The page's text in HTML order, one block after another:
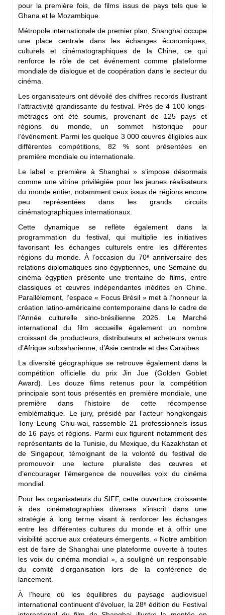
pour la première fois, de films issus de pays tels que le
Ghana et le Mozambique.
Métropole internationale de premier plan, Shanghai occupe
une place centrale dans les échanges économiques,
culturels et cinématographiques de la Chine, ce qui
renforce le rôle de cet événement comme plateforme
mondiale de dialogue et de coopération dans le secteur du
cinéma.
Les organisateurs ont dévoilé des chiffres records illustrant
l’attractivité grandissante du festival. Près de 4 100 longs-
métrages ont été soumis, provenant de 125 pays et
régions du monde, un sommet historique pour
l’événement. Parmi les quelque 3 000 œuvres éligibles aux
différentes compétitions, 82 % sont présentées en
première mondiale ou internationale.
Le label « première à Shanghai » s’impose désormais
comme une vitrine privilégiée pour les jeunes réalisateurs
du monde entier, notamment ceux issus de régions encore
peu représentées dans les grands circuits
cinématographiques internationaux.
Cette dynamique se reflète également dans la
programmation du festival, qui multiplie les initiatives
favorisant les échanges culturels entre les différentes
régions du monde. À l’occasion du 70ᵉ anniversaire des
relations diplomatiques sino-égyptiennes, une Semaine du
cinéma égyptien présente une trentaine de films, entre
classiques et œuvres indépendantes inédites en Chine.
Parallèlement, l’espace « Focus Brésil » met à l’honneur la
création latino-américaine contemporaine dans le cadre de
l’Année culturelle sino-brésilienne 2026. Le Marché
international du film accueille également un nombre
croissant de producteurs, distributeurs et acheteurs venus
d’Afrique subsaharienne, d’Asie centrale et des Caraïbes.
La diversité géographique se retrouve également dans la
compétition officielle du prix Jin Jue (Golden Goblet
Award). Les douze films retenus pour la compétition
principale sont tous présentés en première mondiale, une
première dans l’histoire de cette récompense
emblématique. Le jury, présidé par l’acteur hongkongais
Tony Leung Chiu-wai, rassemble 21 professionnels issus
de 16 pays et régions. Parmi eux figurent notamment des
représentants de la Tunisie, du Mexique, du Kazakhstan et
de Singapour, témoignant de la volonté du festival de
promouvoir une lecture pluraliste des œuvres et
d’encourager l’émergence de nouvelles voix du cinéma
mondial.
Pour les organisateurs du SIFF, cette ouverture croissante
à des cinématographies diverses s’inscrit dans une
stratégie à long terme visant à renforcer les échanges
entre les différentes cultures du monde et à offrir une
visibilité accrue aux créateurs émergents. « Notre ambition
est de faire de Shanghai une plateforme ouverte à toutes
les voix du cinéma mondial », a souligné un responsable
du comité d’organisation lors de la conférence de
lancement.
À l’heure où les équilibres du paysage audiovisuel
international continuent d’évoluer, la 28ᵉ édition du Festival